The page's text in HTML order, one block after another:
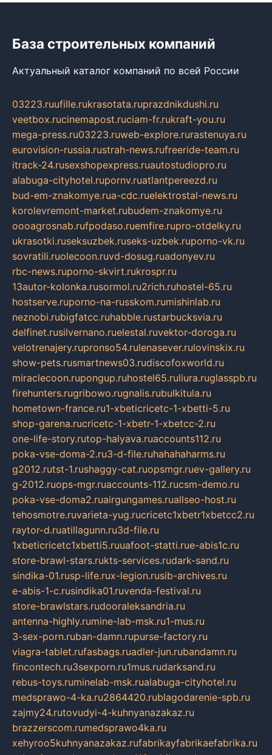
База строительных компаний
Актуальный каталог компаний по всей России
03223.ruufille.rukrasotata.ruprazdnikdushi.ru
veetbox.rucinemapost.ruciam-fr.rukraft-you.ru
mega-press.ru03223.ruweb-explore.rurastenuya.ru
eurovision-russia.rustrah-news.rufreeride-team.ru
itrack-24.rusexshopexpress.ruautostudiopro.ru
alabuga-cityhotel.rupornv.ruatlantpereezd.ru
bud-em-znakomye.rua-cdc.ruelektrostal-news.ru
korolevremont-market.rubudem-znakomye.ru
oooagrosnab.rufpodaso.ruemfire.rupro-otdelky.ru
ukrasotki.ruseksuzbek.ruseks-uzbek.ruporno-vk.ru
sovratili.ruolecoon.ruvd-dosug.ruadonyev.ru
rbc-news.ruporno-skvirt.rukrospr.ru
13autor-kolonka.rusormol.ru2rich.ruhostel-65.ru
hostserve.ruporno-na-russkom.rumishinlab.ru
neznobi.rubigfatcc.ruhabble.rustarbucksvia.ru
delfinet.rusilvernano.ruelestal.ruvektor-doroga.ru
velotrenajery.rupronso54.rulenasever.rulovinskix.ru
show-pets.rusmartnews03.rudiscofoxworld.ru
miraclecoon.rupongup.ruhostel65.ruliura.ruglasspb.ru
firehunters.rugribowo.rugnalis.rubulkitula.ru
hometown-france.ru1-xbeticricetc-1-xbetti-5.ru
shop-garena.rucricetc-1-xbetr-1-xbetcc-2.ru
one-life-story.rutop-halyava.ruaccounts112.ru
poka-vse-doma-2.ru3-d-file.ruhahahaharms.ru
g2012.rutst-1.rushaggy-cat.ruopsmgr.ruev-gallery.ru
g-2012.ruops-mgr.ruaccounts-112.rucsm-demo.ru
poka-vse-doma2.ruairgungames.ruallseo-host.ru
tehosmotre.ruvarieta-yug.rucricetc1xbetr1xbetcc2.ru
raytor-d.ruatillagunn.ru3d-file.ru
1xbeticricetc1xbetti5.ruuafoot-statti.rue-abis1c.ru
store-brawl-stars.rukts-services.rudark-sand.ru
sindika-01.rusp-life.rux-legion.rusib-archives.ru
e-abis-1-c.rusindika01.ruvenda-festival.ru
store-brawlstars.rudooraleksandria.ru
antenna-highly.rumine-lab-msk.ru1-mus.ru
3-sex-porn.ruban-damn.rupurse-factory.ru
viagra-tablet.rufasbags.ruadler-jun.rubandamn.ru
fincontech.ru3sexporn.ru1mus.rudarksand.ru
rebus-toys.ruminelab-msk.rualabuga-cityhotel.ru
medsprawo-4-ka.ru2864420.rublagodarenie-spb.ru
zajmy24.rutovudyi-4-kuhnyanazakaz.ru
brazzerscom.rumedsprawo4ka.ru
xehyroo5kuhnyanazakaz.rufabrikayfabrikaefabrika.ru